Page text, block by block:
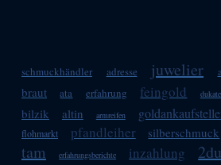
schmuckhändler adresse juwelier
braut ata erfahrung feingold
bilzik altin armreifen
flohmarkt pfandleiher silberschmuck
tam erfahrungsberichte inzahlung